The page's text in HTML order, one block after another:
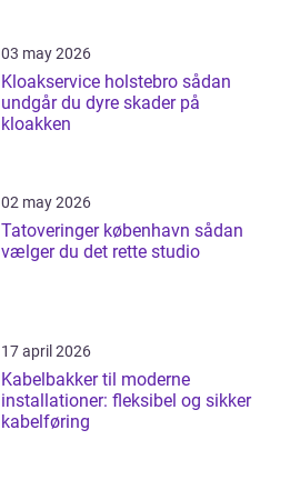
03 may 2026
Kloakservice holstebro sådan
undgår du dyre skader på
kloakken
02 may 2026
Tatoveringer københavn sådan
vælger du det rette studio
17 april 2026
Kabelbakker til moderne
installationer: fleksibel og sikker
kabelføring